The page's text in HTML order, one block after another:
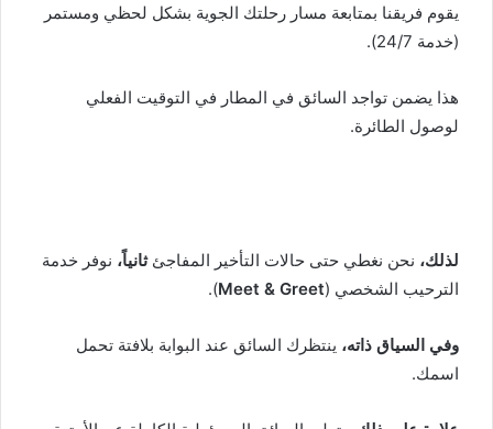
يقوم فريقنا بمتابعة مسار رحلتك الجوية بشكل لحظي ومستمر
(خدمة 24/7).
هذا يضمن تواجد السائق في المطار في التوقيت الفعلي
لوصول الطائرة.
لذلك، نحن نغطي حتى حالات التأخير المفاجئثانياً، نوفر خدمة
الترحيب الشخصي (Meet & Greet
).
وفي السياق ذاته، ينتظرك السائق عند البوابة بلافتة تحمل
اسمك.